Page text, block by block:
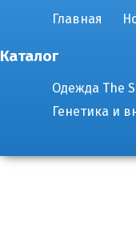
Главная
Каталог
Одежда The
Генетика и